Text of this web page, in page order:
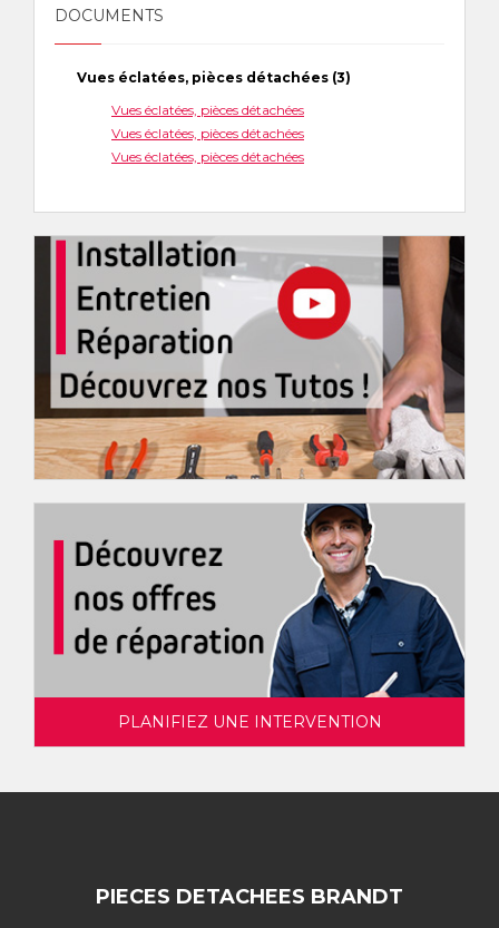
DOCUMENTS
Vues éclatées, pièces détachées (3)
Vues éclatées, pièces détachées
Vues éclatées, pièces détachées
Vues éclatées, pièces détachées
PLANIFIEZ UNE INTERVENTION
PIECES DETACHEES BRANDT